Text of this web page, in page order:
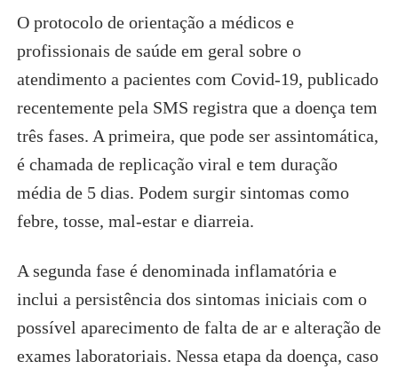
O protocolo de orientação a médicos e
profissionais de saúde em geral sobre o
atendimento a pacientes com Covid-19, publicado
recentemente pela SMS registra que a doença tem
três fases. A primeira, que pode ser assintomática,
é chamada de replicação viral e tem duração
média de 5 dias. Podem surgir sintomas como
febre, tosse, mal-estar e diarreia.
A segunda fase é denominada inflamatória e
inclui a persistência dos sintomas iniciais com o
possível aparecimento de falta de ar e alteração de
exames laboratoriais. Nessa etapa da doença, caso